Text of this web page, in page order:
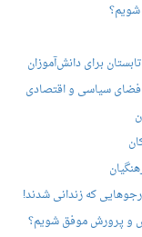
برای دانش‌آموزان
فضای سیاسی و اقتصادی
که زندانی شدند!
و پرورش موفق شویم؟